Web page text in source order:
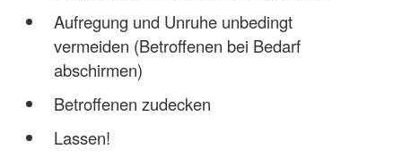
Aufregung und Unruhe unbedingt
vermeiden (Betroffenen bei Bedarf
abschirmen)
Betroffenen zudecken
Lassen!